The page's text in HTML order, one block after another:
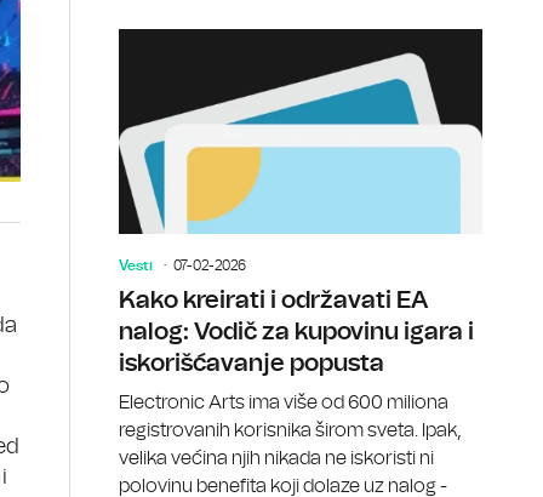
Vesti 07-02-2026
Kako kreirati i održavati EA
nalog: Vodič za kupovinu igara i
iskorišćavanje popusta
Electronic Arts ima više od 600 miliona
registrovanih korisnika širom sveta. Ipak,
velika većina njih nikada ne iskoristi ni
polovinu benefita koji dolaze uz nalog -